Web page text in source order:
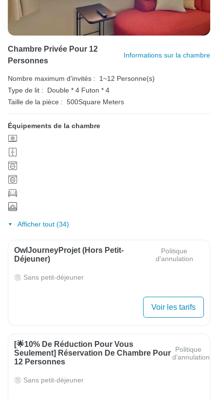
Chambre Privée Pour 12
Personnes
Informations sur la chambre
Nombre maximum d'invités :
1~12 Personne(s)
Type de lit :
Double * 4 Futon * 4
Taille de la pièce : 500Square Meters
Équipements de la chambre
Afficher tout (34)
OwlJourneyProjet (hors Petit-
Déjeuner)
Politique
d'annulation
Sans petit-déjeuner
Voir les tarifs
[🌟10% De Réduction Pour Vous
Seulement] Réservation De Chambre Pour
12 Personnes
Politique
d'annulation
Sans petit-déjeuner